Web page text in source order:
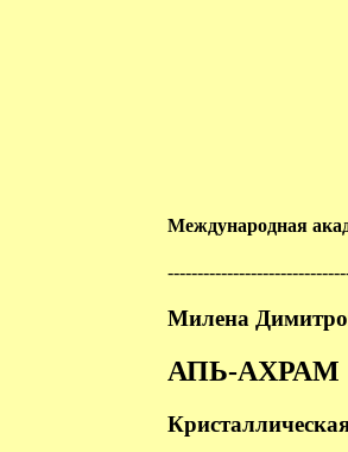
Международная
Милена
АПЬ-АХРАМ